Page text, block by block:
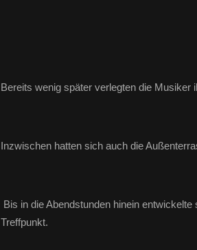
Bereits wenig später verlegten die Musiker
Inzwischen hatten sich auch die
Bis in die Abendstunden hinein
Treffpunkt.